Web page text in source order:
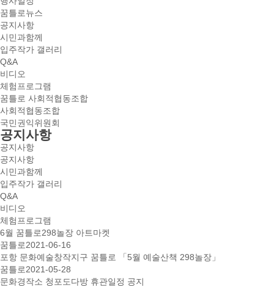
꿈틀로뉴스
공지사항
시민과함께
입주작가 갤러리
Q&A
비디오
체험프로그램
꿈틀로 사회적협동조합
사회적협동조합
국민권익위원회
공지사항
공지사항
공지사항
시민과함께
입주작가 갤러리
Q&A
비디오
체험프로그램
6월 꿈틀로298놀장 아트마켓
꿈틀로2021-06-16
포항 문화예술창작지구 꿈틀로 「5월 예술산책 298놀장」
꿈틀로2021-05-28
문화경작소 청포도다방 휴관일정 공지